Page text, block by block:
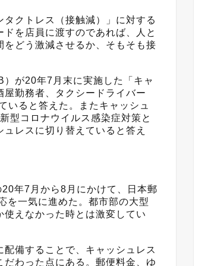
クトレス（接触減）」に対する
を店員に渡すのであれば、人と
どう激減させるか、そもそも接
が20年7月末に実施した「キャ
勤務者、タクシードライバー
いると答えた。またキャッシュ
型コロナウイルス感染症対策と
レスに切り替えていると答え
年7月から8月にかけて、日本郵
を一気に進めた。都市部の大型
えなかった時とは激変してい
備することで、キャッシュレス
わった点にある。郵便料金、ゆ